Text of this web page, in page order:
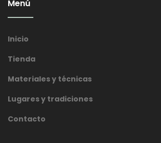
Menú
Inicio
Tienda
Materiales y técnicas
Lugares y tradiciones
Contacto